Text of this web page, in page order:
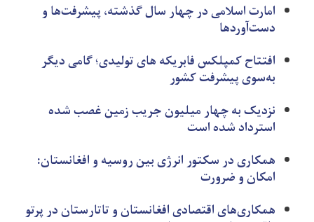
امارت اسلامی در چهار سال گذشته، پیشرفت‌ها و
دست‌آوردها
افتتاح کمپلکس فابریکه های تولیدی؛ گامی دیگر
به‌سوی پیشرفت کشور
نزدیک به چهار میلیون جریب زمین غصب شده
استرداد شده است
همکاری در سکتور انرژی بین روسیه و افغانستان:
امکان و ضرورت
همکاری‌های اقتصادی افغانستان و تاتارستان در پرتو